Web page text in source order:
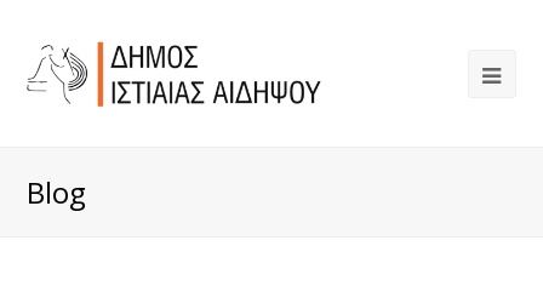
Blog